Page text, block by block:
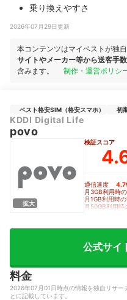
乗り換えやすさ
2026年07月29日更新
本コンテンツはマイベストが独
サイトやメーカー等から送客手
含みます。
制作・運営ポリシ
ベスト格安SIM（格安スマホ） 初
KDDI Digital Life
povo
拡大
検証スコア
通信速度
月3GB利用時
月1GB利用時の
月50GB利用時
公式サイ
料金
2026年07月01日時点の情報を独自リサー
とに記載しています。